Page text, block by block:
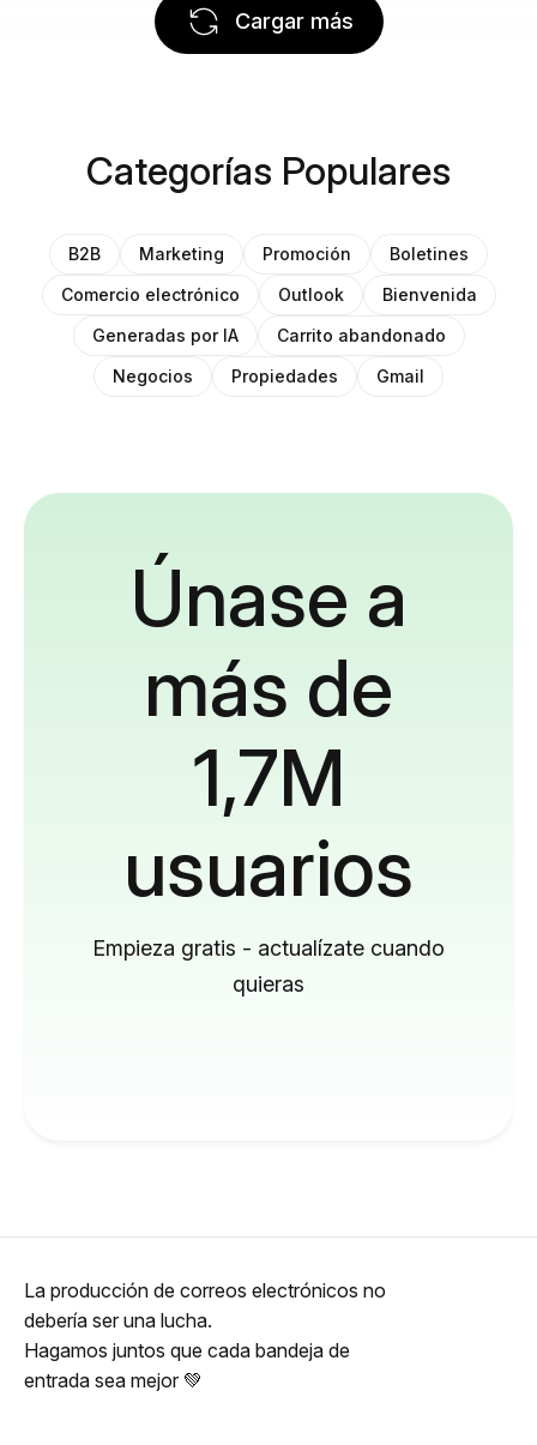
Cargar más
Categorías Populares
B2B Marketing Promoción
Boletines
Comercio electrónico
Outlook
Bienvenida
Generadas por IA
Carrito abandonado
Negocios
Propiedades Gmail
Únase a
más de
1,7M
usuarios
Empieza gratis - actualízate cuando
quieras
La producción de correos electrónicos no
debería ser una lucha.
Hagamos juntos que cada bandeja de
entrada sea mejor 💚